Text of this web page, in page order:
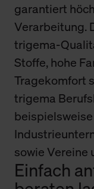
garantiert
Verarbeitung.
trigema-
Stoffe, hohe
Tragekomfort
trigema
sowie Vereine
Einfach